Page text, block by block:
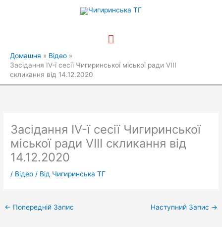
Головне
меню
Домашня
Відео
Засідання ІV-ї сесії Чигиринської міської ради VIІІ
скликання від 14.12.2020
Засідання ІV-ї сесії Чигиринської
міської ради VIІІ скликання від
14.12.2020
/ Відео / Від Чигиринська ТГ
← Попередній Запис Наступний Запис →